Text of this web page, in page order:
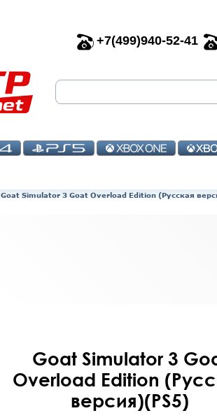
+7(499)940-52-41
Goat Simulator 3 Goat Overload Edition (Русская
Goat Simulator 3
Overload Edition
версия)(PS5)